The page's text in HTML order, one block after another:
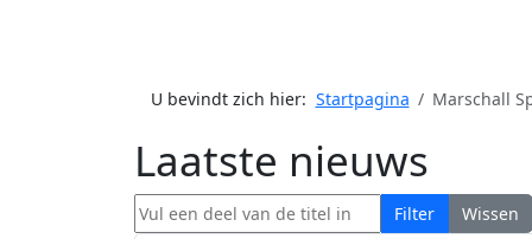
U bevindt zich hier: Startpagina Marschall
Laatste nieuws
Vul een deel van de titel in Filter Wissen